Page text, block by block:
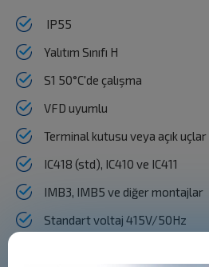
IP55
Yalıtım Sınıfı H
S1 50°C'de çalışma
VFD uyumlu
Terminal kutusu veya açık uçlar
IC418 (std), IC410 ve IC411
IMB3, IMB5 ve diğer montajlar
Standart voltaj 415V/50Hz